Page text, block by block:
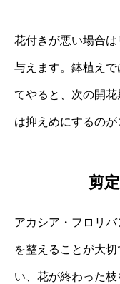
花付きが悪い場合
与えます。鉢植え
てやると、次の開
は抑えめにするのが
剪
アカシア・フロリ
を整えることが大
い、花が終わった